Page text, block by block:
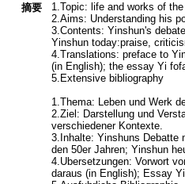
摘要
1.Topic: life and works of
2.Aims: Understanding his
3.Contents: Yinshun's
Yinshun today:praise,
4.Translations: preface to
(in English); the essay Yi
5.Extensive bibliography
1.Thema: Leben und Werk
2.Ziel: Darstellung und
verschiedener Kontexte.
3.Inhalte: Yinshuns Debatte
den 50er Jahren; Yinshun
4.Ubersetzungen: Vorwort
daraus (in English); Essay